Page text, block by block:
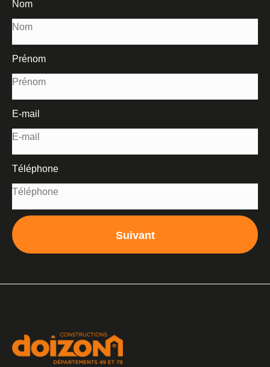
Nom
Prénom
E-mail
Téléphone
Suivant